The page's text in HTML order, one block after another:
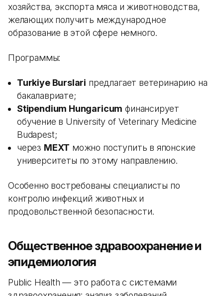
хозяйства, экспорта мяса и животноводства,
желающих получить международное
образование в этой сфере немного.
Программы:
Turkiye Burslari предлагает ветеринарию на
бакалавриате;
Stipendium Hungaricum финансирует
обучение в University of Veterinary Medicine
Budapest;
через MEXT можно поступить в японские
университеты по этому направлению.
Особенно востребованы специалисты по
контролю инфекций животных и
продовольственной безопасности.
Общественное здравоохранение и
эпидемиология
Public Health — это работа с системами